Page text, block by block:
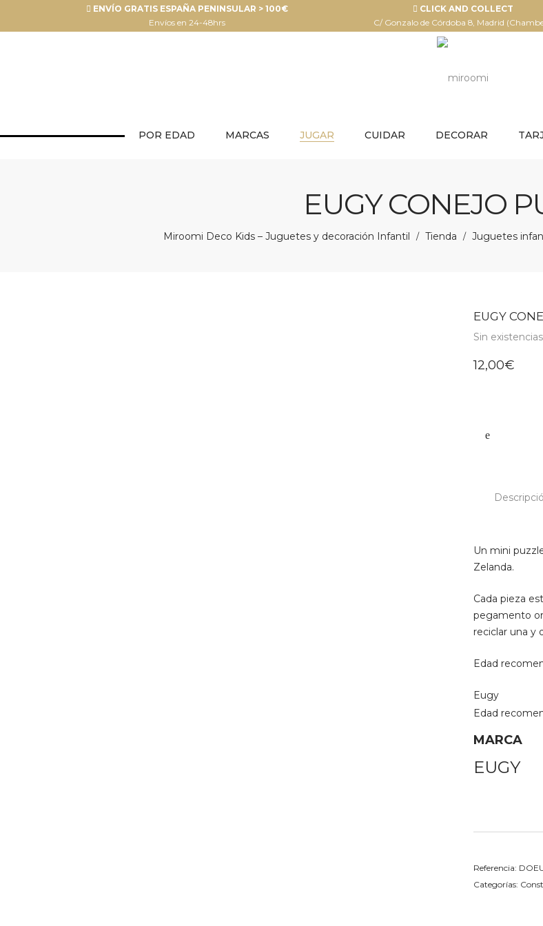
ENVÍO GRATIS ESPAÑA PENINSULAR > 100€
Envíos en 24-48hrs
CLICK AND COLLECT
C/ Gonzalo de Córdoba 8, Madrid
POR EDAD MARCAS JUGAR CUIDAR DECORAR
EUGY CONEJO
Miroomi Deco Kids – Juguetes y decoración Infantil / Tienda / Juguetes
EUGY
Sin existencias
12,00€
Un mini
Zelanda.
Cada pieza
pegamento
reciclar una y
Edad
Eugy
Edad
MARCA
EUGY
Referencia:
Categorías: